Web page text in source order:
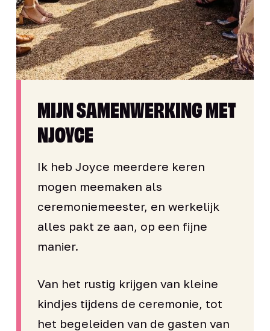
MIJN SAMENWERKING MET
NJOYCE
Ik heb Joyce meerdere keren
mogen meemaken als
ceremoniemeester, en werkelijk
alles pakt ze aan, op een fijne
manier.
Van het rustig krijgen van kleine
kindjes tijdens de ceremonie, tot
het begeleiden van de gasten van